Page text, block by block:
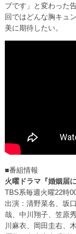
ブです」と変わった
回ではどんな胸キュ
美に期待したい。
■番組情報
火曜ドラマ『婚姻届
TBS系毎週火曜22時
出演：清野菜名、坂
哉、中川翔子、笠原
川麻衣、岡田圭右、